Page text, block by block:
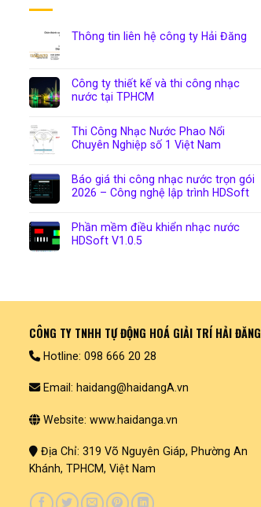
Thông tin liên hệ công ty Hải Đăng
Công ty thiết kế và thi công nhạc
nước tại TPHCM
Thi Công Nhạc Nước Phao Nổi
Chuyên Nghiệp số 1 Việt Nam
Báo giá thi công nhạc nước trọn gói
2026 – Công nghệ lập trình HDSoft
Phần mềm điều khiển nhạc nước
HDSoft V1.0.5
CÔNG TY TNHH TỰ ĐỘNG HOÁ GIẢI TRÍ HẢI ĐĂNG
Hotline: 098 666 20 28
Email: haidang@haidangA.vn
Website: www.haidanga.vn
Địa Chỉ: 319 Võ Nguyên Giáp, Phường An
Khánh, TPHCM, Việt Nam